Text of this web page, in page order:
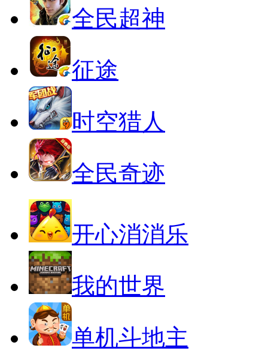
全民超神
征途
时空猎人
全民奇迹
开心消消乐
我的世界
单机斗地主